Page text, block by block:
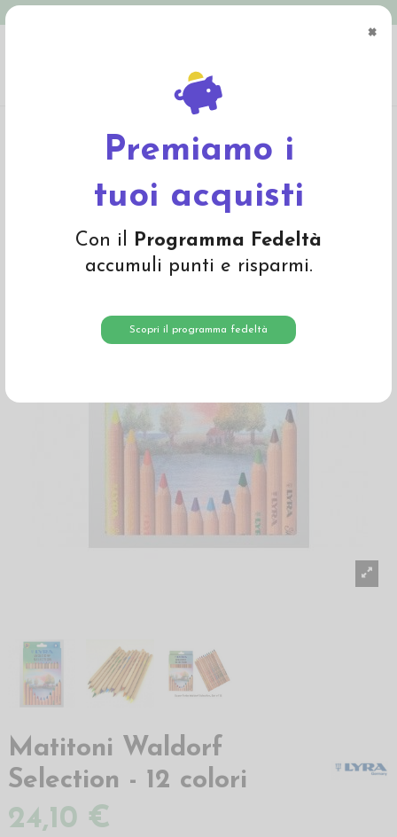
×
Premiamo i
tuoi acquisti
Con il Programma Fedeltà
accumuli punti e risparmi.
Scopri il programma fedeltà
Matitoni Waldorf
Selection - 12 colori
24,10 €